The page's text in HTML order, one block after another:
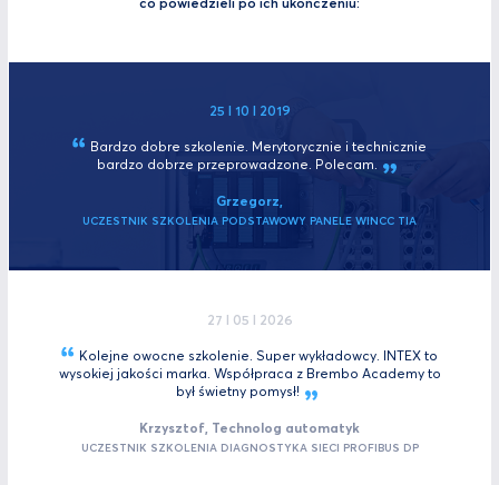
25 I 10 I 2019
Bardzo dobre szkolenie. Merytorycznie i technicznie
bardzo dobrze przeprowadzone. Polecam.
Grzegorz,
UCZESTNIK SZKOLENIA PODSTAWOWY PANELE WINCC TIA
27 I 05 I 2026
Kolejne owocne szkolenie. Super wykładowcy. INTEX to
wysokiej jakości marka. Współpraca z Brembo Academy to
był świetny pomysł!
Krzysztof, Technolog automatyk
UCZESTNIK SZKOLENIA DIAGNOSTYKA SIECI PROFIBUS DP